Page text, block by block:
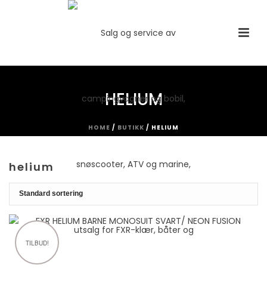
HELIUM
HOME / BUTIKK / HELIUM
helium
TILBUD!